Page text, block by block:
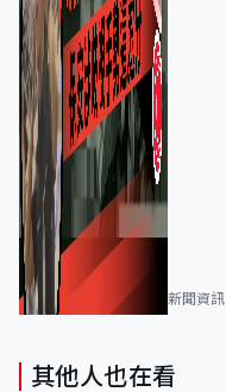
新聞資訊
其他人也在看